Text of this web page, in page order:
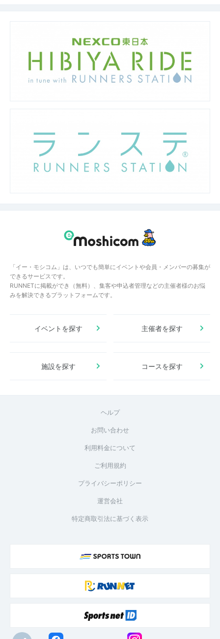
「イー・モシコム」は、いつでも簡単にイベントや会員・メンバーの募集が
できるサービスです。
RUNNETに掲載ができ（無料）、集客や申込者管理などの主催者様のお悩
みを解決できるプラットフォームです。
イベントを探す 主催者を探す
施設を探す コースを探す
ヘルプ
お問い合わせ
利用料金について
ご利用規約
プライバシーポリシー
運営会社
特定商取引法に基づく表示